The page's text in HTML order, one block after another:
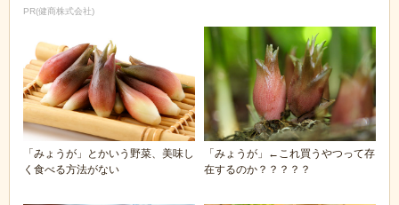
絶好調！
PR(健商株式会社)
「みょうが」とかいう野菜、美味し
く食べる方法がない
「みょうが」←これ買うやつって存
在するのか？？？？？